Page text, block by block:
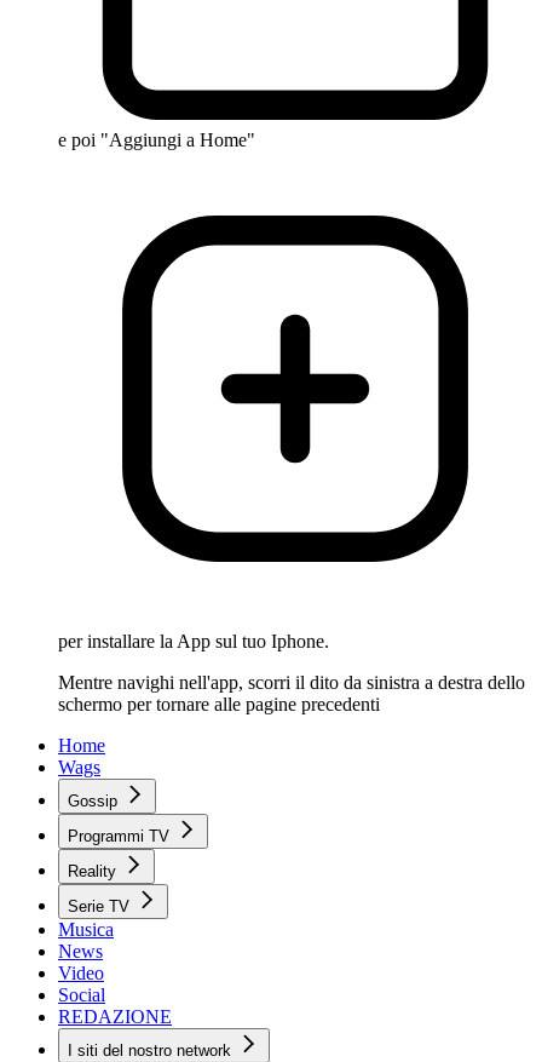
e poi "Aggiungi a Home"
per installare la App sul tuo Iphone.
Mentre navighi nell'app, scorri il dito da sinistra a destra dello
schermo per tornare alle pagine precedenti
Home
Wags
Gossip
Programmi TV
Reality
Serie TV
Musica
News
Video
Social
REDAZIONE
I siti del nostro network